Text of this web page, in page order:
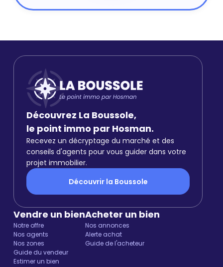
Découvrez La Boussole,
le point immo par Hosman.
Recevez un décryptage du marché et des
conseils d'agents pour vous guider dans votre
projet immobilier.
Découvrir la Boussole
Vendre un bien
Notre offre
Nos agents
Nos zones
Guide du vendeur
Estimer un bien
Acheter un bien
Nos annonces
Alerte achat
Guide de l'acheteur